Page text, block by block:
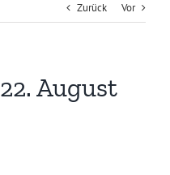
Zurück Vor
August